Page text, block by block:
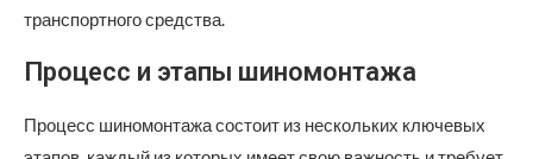
транспортного средства.
Процесс и этапы шиномонтажа
Процесс шиномонтажа состоит из нескольких ключевых